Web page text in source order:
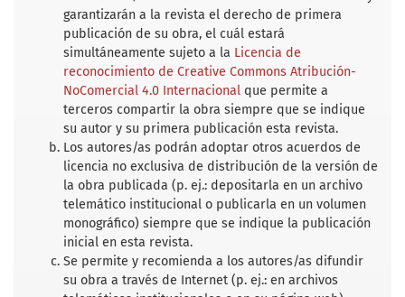
garantizarán a la revista el derecho de primera
publicación de su obra, el cuál estará
simultáneamente sujeto a la Licencia de
reconocimiento de Creative Commons Atribución-
NoComercial 4.0 Internacional que permite a
terceros compartir la obra siempre que se indique
su autor y su primera publicación esta revista.
Los autores/as podrán adoptar otros acuerdos de
licencia no exclusiva de distribución de la versión de
la obra publicada (p. ej.: depositarla en un archivo
telemático institucional o publicarla en un volumen
monográfico) siempre que se indique la publicación
inicial en esta revista.
Se permite y recomienda a los autores/as difundir
su obra a través de Internet (p. ej.: en archivos